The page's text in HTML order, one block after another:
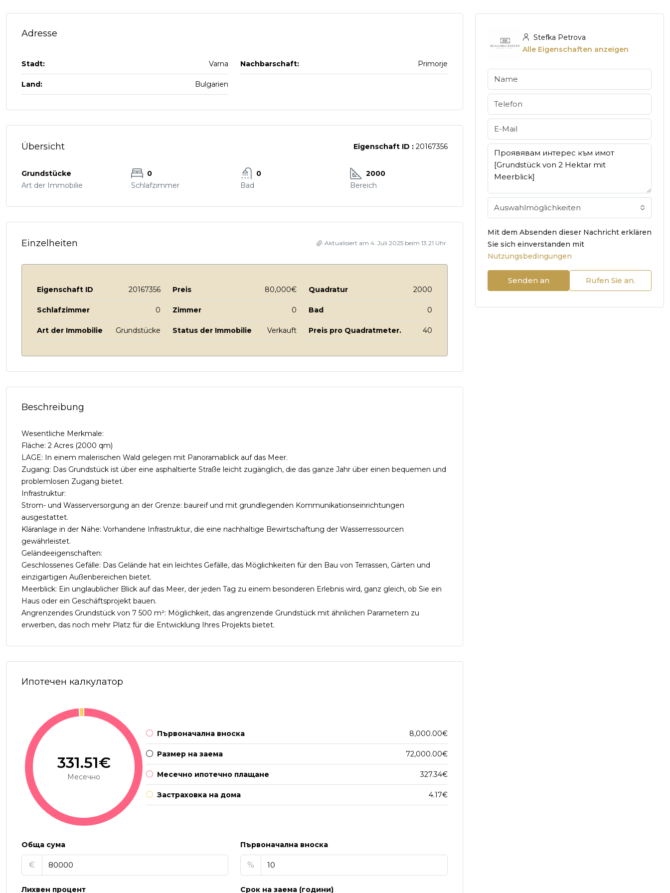
Adresse
Stadt: Varna Nachbarschaft: Primorje
Land: Bulgarien
Übersicht Eigenschaft ID :20167356
Grundstücke
Art der Immobilie
0
Schlafzimmer
0
Bad
2000
Bereich
Einzelheiten Aktualisiert am 4. Juli 2025 beim 13.21 Uhr.
Eigenschaft ID 20167356 Preis 80,000€ Quadratur 2000
Schlafzimmer 0 Zimmer 0 Bad 0
Art der Immobilie Grundstücke Status der Immobilie Verkauft Preis pro Quadratmeter. 40
Beschreibung
Wesentliche Merkmale:
Fläche: 2 Acres (2000 qm)
LAGE: In einem malerischen Wald gelegen mit Panoramablick auf das Meer.
Zugang: Das Grundstück ist über eine asphaltierte Straße leicht zugänglich, die das ganze Jahr über einen bequemen und
problemlosen Zugang bietet.
Infrastruktur:
Strom- und Wasserversorgung an der Grenze: baureif und mit grundlegenden Kommunikationseinrichtungen
ausgestattet.
Kläranlage in der Nähe: Vorhandene Infrastruktur, die eine nachhaltige Bewirtschaftung der Wasserressourcen
gewährleistet.
Geländeeigenschaften:
Geschlossenes Gefälle: Das Gelände hat ein leichtes Gefälle, das Möglichkeiten für den Bau von Terrassen, Gärten und
einzigartigen Außenbereichen bietet.
Meerblick: Ein unglaublicher Blick auf das Meer, der jeden Tag zu einem besonderen Erlebnis wird, ganz gleich, ob Sie ein
Haus oder ein Geschäftsprojekt bauen.
Angrenzendes Grundstück von 7 500 m²: Möglichkeit, das angrenzende Grundstück mit ähnlichen Parametern zu
erwerben, das noch mehr Platz für die Entwicklung Ihres Projekts bietet.
Ипотечен калкулатор
331.51€
Месечно
Първоначална вноска 8,000.00€
Размер на заема 72,000.00€
Месечно ипотечно плащане 327.34€
Застраховка на дома 4.17€
Обща сума
€
Първоначална вноска
%
Лихвен процент Срок на заема (години)
Stefka Petrova
Alle Eigenschaften anzeigen
Auswahlmöglichkeiten
Mit dem Absenden dieser Nachricht erklären
Sie sich einverstanden mit
Nutzungsbedingungen
Senden an Rufen Sie an.